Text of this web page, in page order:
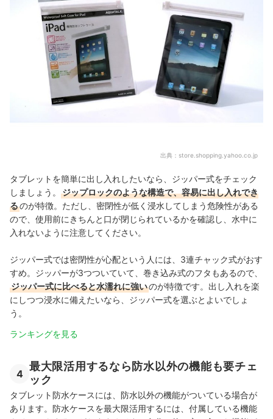
出典： store.shopping.yahoo.co.jp
タブレットを簡単に出し入れしたいなら、ジッパー式をチェック
しましょう。
ジップロックのような構造で、容易に出し入れでき
るのが特徴。ただし、密閉性が低く浸水してしまう危険性がある
ので、使用前にきちんと口が閉じられているかを確認し、水中に
入れないように注意してください。
ジッパー式では密閉性が心配という人には、3連チャック式がおす
すめ。ジッパーが3つついていて、巻き込み式のフタもあるので、
ジッパー式に比べると水濡れに強いのが特徴です。出し入れを楽
にしつつ浸水に備えたいなら、ジッパー式を選ぶとよいでしょ
う。
ランキングを見る
4
最大限活用するなら防水以外の機能も要チェ
ック
タブレット防水ケースには、防水以外の機能がついている場合が
あります。防水ケースを最大限活用するには、付属している機能